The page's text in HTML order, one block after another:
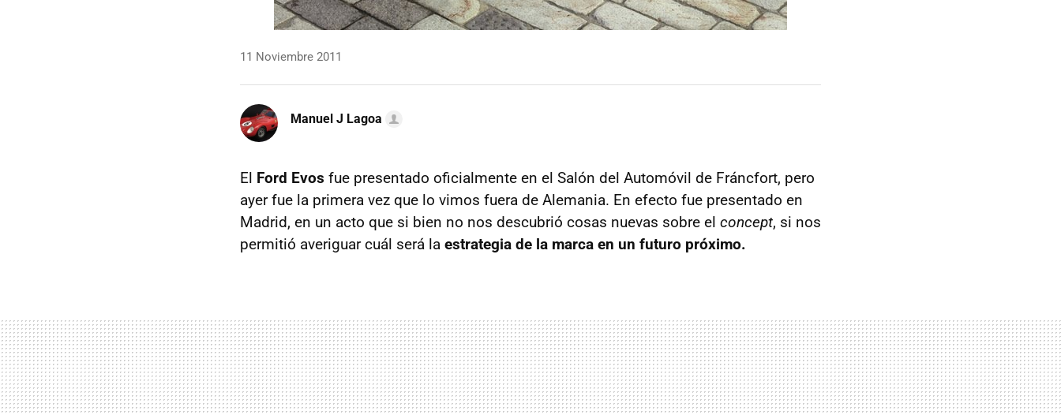
11 Noviembre 2011
Manuel J Lagoa
El Ford Evos fue presentado oficialmente en el Salón del Automóvil de Fráncfort, pero
ayer fue la primera vez que lo vimos fuera de Alemania. En efecto fue presentado en
Madrid, en un acto que si bien no nos descubrió cosas nuevas sobre el concept, si nos
permitió averiguar cuál será la estrategia de la marca en un futuro próximo.